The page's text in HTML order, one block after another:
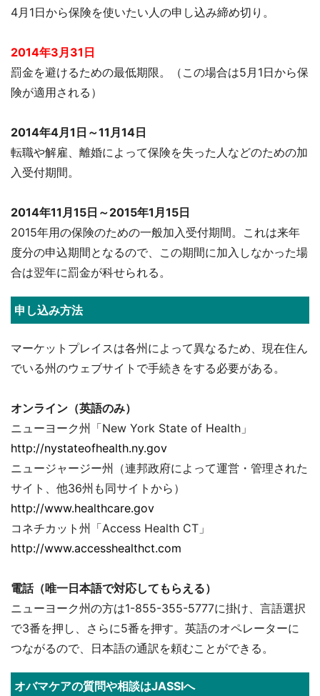
4月1日から保険を使いたい人の申し込み締め切り。
2014年3月31日
罰金を避けるための最低期限。（この場合は5月1日から保
険が適用される）
2014年4月1日～11月14日
転職や解雇、離婚によって保険を失った人などのための加
入受付期間。
2014年11月15日～2015年1月15日
2015年用の保険のための一般加入受付期間。これは来年
度分の申込期間となるので、この期間に加入しなかった場
合は翌年に罰金が科せられる。
申し込み方法
マーケットプレイスは各州によって異なるため、現在住ん
でいる州のウェブサイトで手続きをする必要がある。
オンライン（英語のみ）
ニューヨーク州「New York State of Health」
http://nystateofhealth.ny.gov
ニュージャージー州（連邦政府によって運営・管理された
サイト、他36州も同サイトから）
http://www.healthcare.gov
コネチカット州「Access Health CT」
http://www.accesshealthct.com
電話（唯一日本語で対応してもらえる）
ニューヨーク州の方は1-855-355-5777に掛け、言語選択
で3番を押し、さらに5番を押す。英語のオペレーターに
つながるので、日本語の通訳を頼むことができる。
オバマケアの質問や相談はJASSIへ